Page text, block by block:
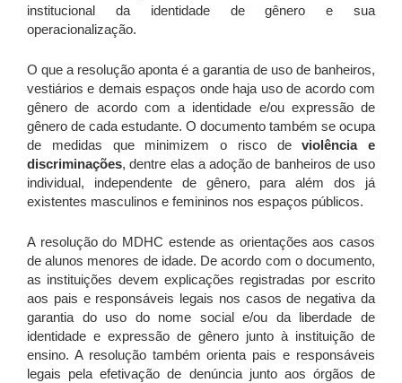
institucional da identidade de gênero e sua
operacionalização.
O que a resolução aponta é a garantia de uso de banheiros,
vestiários e demais espaços onde haja uso de acordo com
gênero de acordo com a identidade e/ou expressão de
gênero de cada estudante. O documento também se ocupa
de medidas que minimizem o risco de
violência e
discriminações, dentre elas a adoção de banheiros de uso
individual, independente de gênero, para além dos já
existentes masculinos e femininos nos espaços públicos.
A resolução do MDHC estende as orientações aos casos
de alunos menores de idade. De acordo com o documento,
as instituições devem explicações registradas por escrito
aos pais e responsáveis legais nos casos de negativa da
garantia do uso do nome social e/ou da liberdade de
identidade e expressão de gênero junto à instituição de
ensino. A resolução também orienta pais e responsáveis
legais pela efetivação de denúncia junto aos órgãos de